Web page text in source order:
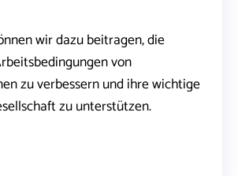
wir dazu beitragen, die
von
zu verbessern und ihre wichtige
zu unterstützen.